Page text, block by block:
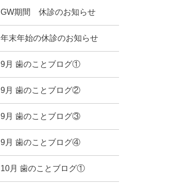
GW期間 休診のお知らせ
年末年始の休診のお知らせ
9月 歯のことブログ①
9月 歯のことブログ②
9月 歯のことブログ③
9月 歯のことブログ④
10月 歯のことブログ①